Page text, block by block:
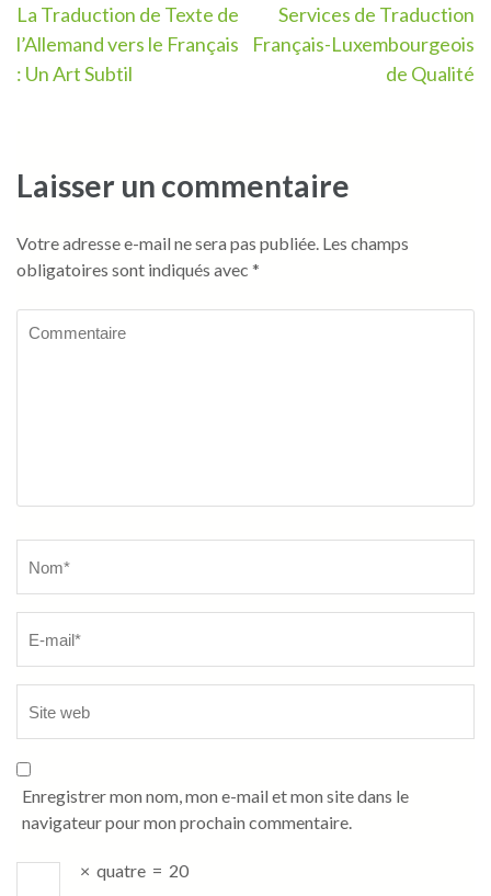
Navigation
de
La Traduction de Texte de
l’Allemand vers le Français
: Un Art Subtil
Services de Traduction
Français-Luxembourgeois
de Qualité
Laisser un commentaire
Votre adresse e-mail ne sera pas publiée. Les champs
obligatoires sont indiqués avec *
Enregistrer mon nom, mon e-mail et mon site dans le
navigateur pour mon prochain commentaire.
× quatre = 20